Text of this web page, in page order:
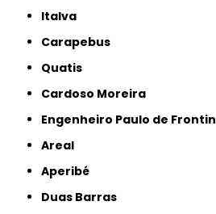
Italva
Carapebus
Quatis
Cardoso Moreira
Engenheiro Paulo de Frontin
Areal
Aperibé
Duas Barras